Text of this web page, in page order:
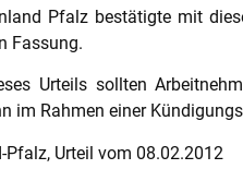
Pfalz bestätigte mit
Fassung.
Urteils sollten
im Rahmen einer
Pfalz, Urteil vom 08.02.2012